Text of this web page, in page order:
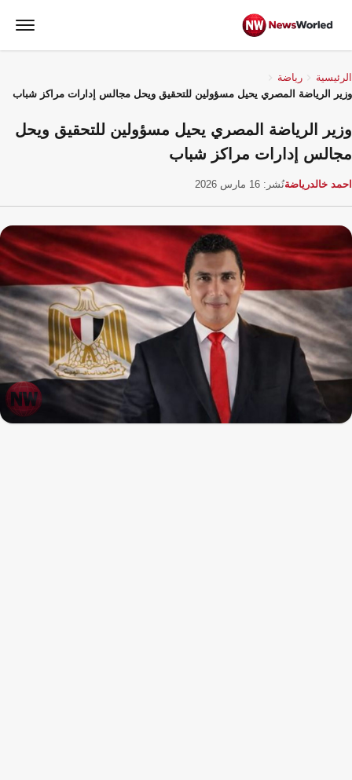
الرئيسية
رياضة
وزير الرياضة المصري يحيل مسؤولين للتحقيق ويحل مجالس إدارات مراكز شباب
وزير الرياضة المصري يحيل مسؤولين للتحقيق ويحل
مجالس إدارات مراكز شباب
احمد خالدرياضةنُشر: 16 مارس 2026